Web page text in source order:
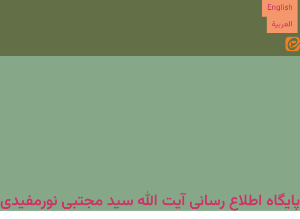
پرش
محتوا
English
العربیة
پایگاه اطلاع رسانی آیت الله سید مجتبی نورمفیدی